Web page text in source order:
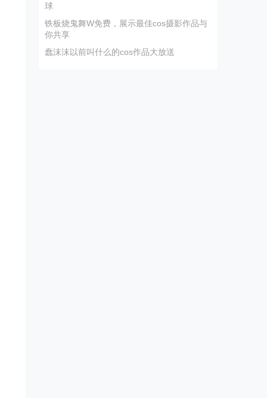
球
铁板烧鬼舞W免费，展示最佳cos摄影作品与
你共享
蠢沫沫以前叫什么的cos作品大放送